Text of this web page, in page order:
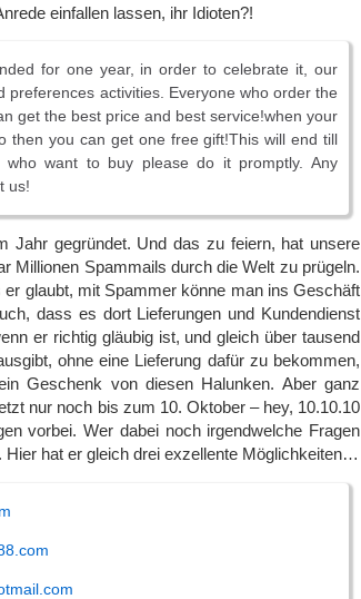
einfallen lassen, ihr Idioten?!
for one year, in order to celebrate it, our
preferences activities. Everyone who order the
get the best price and best service!when your
then you can get one free gift!This will end till
who want to buy please do it promptly. Any
us!
Jahr gegründet. Und das zu feiern, hat unsere
Millionen Spammails durch die Welt zu prügeln.
glaubt, mit Spammer könne man ins Geschäft
dass es dort Lieferungen und Kundendienst
er richtig gläubig ist, und gleich über tausend
ohne eine Lieferung dafür zu bekommen,
Geschenk von diesen Halunken. Aber ganz
nur noch bis zum 10. Oktober – hey, 10.10.10
vorbei. Wer dabei noch irgendwelche Fragen
Hier hat er gleich drei exzellente Möglichkeiten…